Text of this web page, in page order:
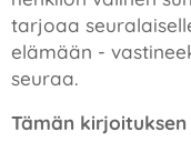
tarjoaa
elämään -
seuraa.
Tämän